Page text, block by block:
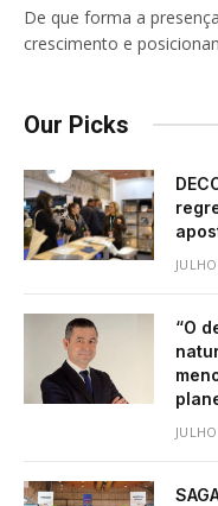
De que forma a
crescimento e
Our Picks
“O